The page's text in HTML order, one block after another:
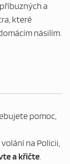
příbuzných a
které
násilím.
pomoc,
na Policii,
a křičte